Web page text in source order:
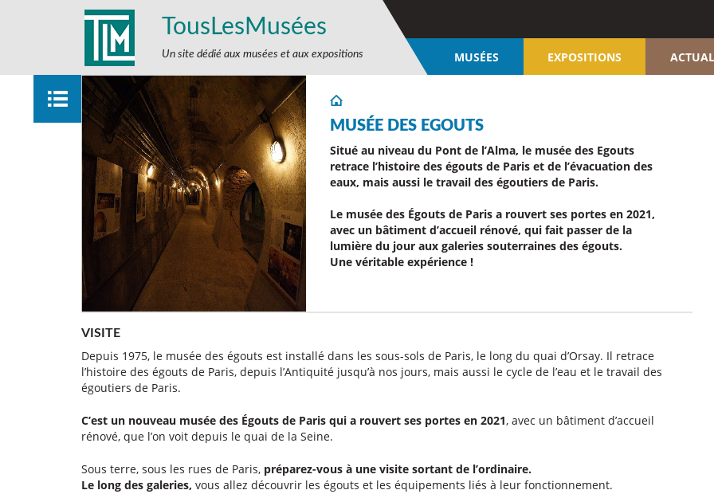
TousLesMusées
Un site dédié aux musées et aux expositions MUSÉES EXPOSITIONS
MUSÉE DES EGOUTS
Situé au niveau du Pont de l’Alma, le musée des Egouts
retrace l’histoire des égouts de Paris et de l’évacuation des
eaux, mais aussi le travail des égoutiers de Paris.
Le musée des Égouts de Paris a rouvert ses portes en 2021,
avec un bâtiment d’accueil rénové, qui fait passer de la
lumière du jour aux galeries souterraines des égouts.
Une véritable expérience !
VISITE
Depuis 1975, le musée des égouts est installé dans les sous-sols de Paris, le long du quai d’Orsay. Il retrace
l’histoire des égouts de Paris, depuis l’Antiquité jusqu’à nos jours, mais aussi le cycle de l’eau et le travail des
égoutiers de Paris.
C’est un nouveau musée des Égouts de Paris qui a rouvert ses portes en 2021, avec un bâtiment d’accueil
rénové, que l’on voit depuis le quai de la Seine.
Sous terre, sous les rues de Paris, préparez-vous à une visite sortant de l’ordinaire.
Le long des galeries, vous allez découvrir les égouts et les équipements liés à leur fonctionnement.